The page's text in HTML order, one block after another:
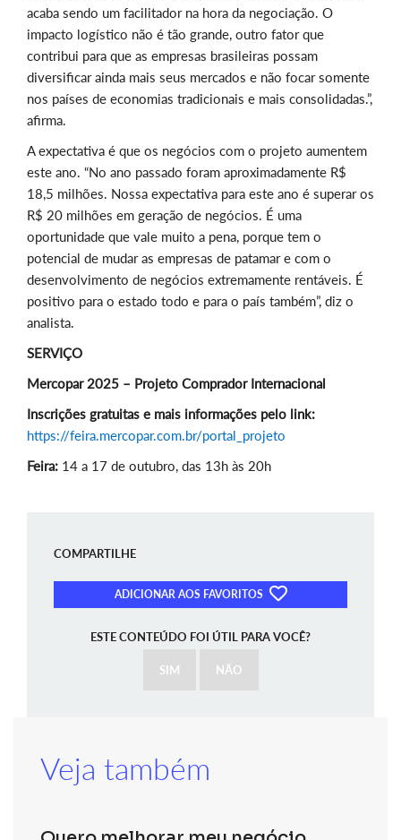
acaba sendo um facilitador na hora da negociação. O
impacto logístico não é tão grande, outro fator que
contribui para que as empresas brasileiras possam
diversificar ainda mais seus mercados e não focar somente
nos países de economias tradicionais e mais consolidadas.”,
afirma.
A expectativa é que os negócios com o projeto aumentem
este ano. “No ano passado foram aproximadamente R$
18,5 milhões. Nossa expectativa para este ano é superar os
R$ 20 milhões em geração de negócios. É uma
oportunidade que vale muito a pena, porque tem o
potencial de mudar as empresas de patamar e com o
desenvolvimento de negócios extremamente rentáveis. É
positivo para o estado todo e para o país também”, diz o
analista.
SERVIÇO
Mercopar 2025 – Projeto Comprador Internacional
Inscrições gratuitas e mais informações pelo link:
https://feira.mercopar.com.br/portal_projeto
Feira: 14 a 17 de outubro, das 13h às 20h
COMPARTILHE
ADICIONAR AOS FAVORITOS
ESTE CONTEÚDO FOI ÚTIL PARA VOCÊ?
SIM NÃO
Veja também